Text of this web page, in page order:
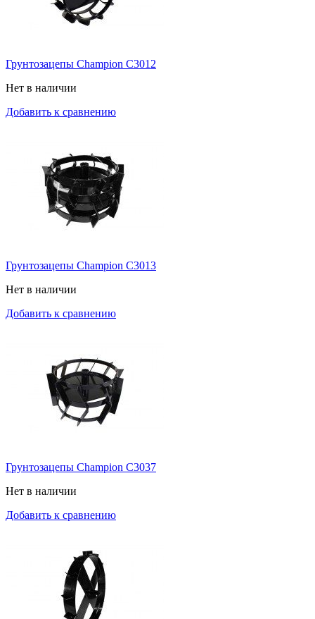
Грунтозацепы Champion C3012
Нет в наличии
Добавить к сравнению
Грунтозацепы Champion C3013
Нет в наличии
Добавить к сравнению
Грунтозацепы Champion C3037
Нет в наличии
Добавить к сравнению